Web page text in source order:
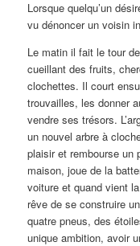
Lorsque quelqu’un
vu dénoncer un voisin
Le matin il fait le tour
cueillant des fruits,
clochettes. Il court
trouvailles, les donner
vendre ses trésors.
un nouvel arbre à
plaisir et rembourse un
maison, joue de la
voiture et quand vient
rêve de se construire
quatre pneus, des
unique ambition, avoir